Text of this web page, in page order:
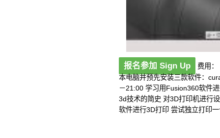
报名参加 Sign Up
费用
本电脑并预先安装三款软件：
－21:00 学习用Fusion360软件
3d技术的简史 对3D打印机进行
软件进行3D打印 尝试独立打印